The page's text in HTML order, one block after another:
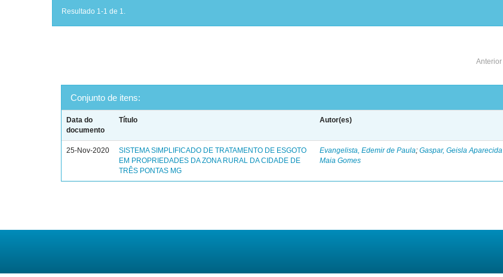
Resultado 1-1 de 1.
Anterior
Conjunto de itens:
Data do
documento
Título Autor(es)
25-Nov-2020
SISTEMA SIMPLIFICADO DE TRATAMENTO DE ESGOTO
EM PROPRIEDADES DA ZONA RURAL DA CIDADE DE
TRÊS PONTAS MG
Evangelista, Edemir de Paula;Gaspar, Geisla Aparecida
Maia Gomes